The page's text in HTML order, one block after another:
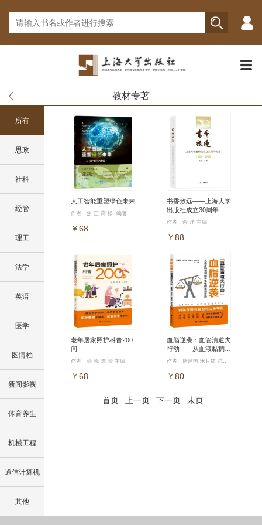
教材专著
所有
思政
社科
经管
理工
法学
英语
医学
图情档
新闻影视
体育养生
机械工程
通信计算机
其他
人工智能重塑绿色未来
作者：焦 正 高 松 编著
￥68
书香致远——上海大学
出版社成立30周年纪
念（1996—2026）
作者：余 洋 主编
￥88
老年居家照护科普200
问
作者：孙 晓 陈 莹 主编
￥68
血脂逆袭：血管清道夫
行动——从血液黏稠到
循环通畅的重塑之路 作者：唐建国 宋月红 范晓方 陈军香 主编
￥80
首页 上一页 下一页 末页